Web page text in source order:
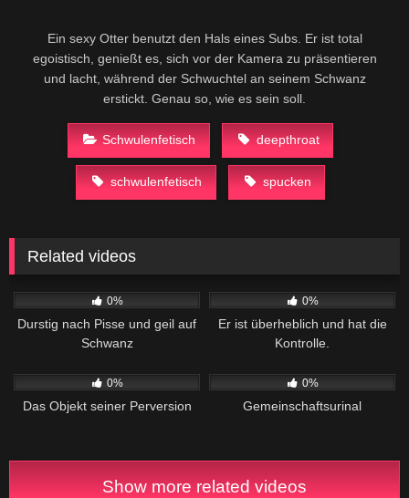
Ein sexy Otter benutzt den Hals eines Subs. Er ist total
egoistisch, genießt es, sich vor der Kamera zu präsentieren
und lacht, während der Schwuchtel an seinem Schwanz
erstickt. Genau so, wie es sein soll.
Schwulenfetisch deepthroat
schwulenfetisch spucken
Related videos
0%
Durstig nach Pisse und geil auf
Schwanz
0%
Er ist überheblich und hat die
Kontrolle.
0%
Das Objekt seiner Perversion
0%
Gemeinschaftsurinal
Show more related videos